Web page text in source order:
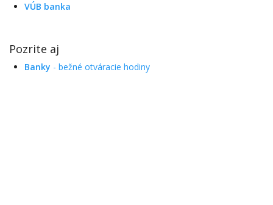
VÚB banka
Pozrite aj
Banky - bežné otváracie hodiny